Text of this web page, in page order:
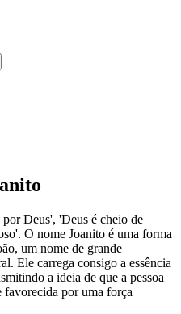
Deus', 'Deus é cheio de
O nome Joanito é uma forma
um nome de grande
Ele carrega consigo a essência
a ideia de que a pessoa
favorecida por uma força